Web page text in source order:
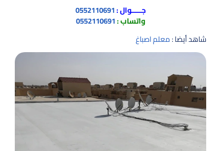
جـــــوال :0552110691
واتساب :0552110691
شاهد أيضا :معلم اصباغ